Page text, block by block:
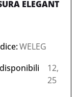
ELEGANT
WELEG
12,
25